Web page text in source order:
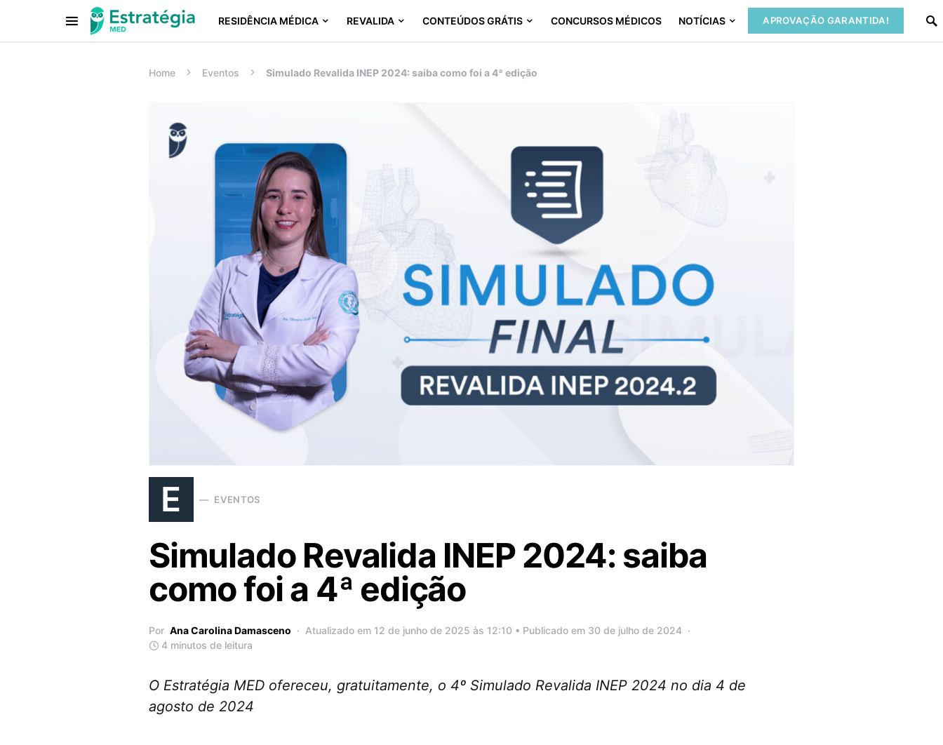
RESIDÊNCIA MÉDICA REVALIDA CONTEÚDOS GRÁTIS CONCURSOS MÉDICOS NOTÍCIAS APROVAÇÃO GARANTIDA!
Procurar:
Home Eventos Simulado Revalida INEP 2024: saiba como foi a 4ª edição
E EVENTOS
Simulado Revalida INEP 2024: saiba
como foi a 4ª edição
Por Ana Carolina Damasceno
Atualizado em 12 de junho de 2025 às 12:10 • Publicado em 30 de julho de 2024
4 minutos de leitura
O Estratégia MED ofereceu, gratuitamente, o 4º Simulado Revalida INEP 2024 no dia 4 de
agosto de 2024